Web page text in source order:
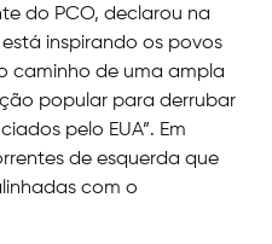
do PCO, declarou na
inspirando os povos
caminho de uma ampla
popular para derrubar
pelo EUA”. Em
de esquerda que
com o